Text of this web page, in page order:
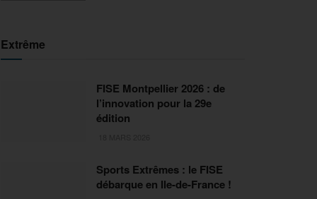
Extrême
FISE Montpellier 2026 : de
l’innovation pour la 29e
édition
Sports Extrêmes : le FISE
débarque en Ile-de-France !